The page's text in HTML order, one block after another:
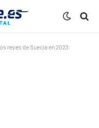
reyes de Suecia en 2023